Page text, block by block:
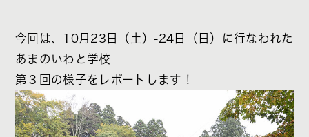
今回は、10月23日（土）-24日（日）に行なわれた
あまのいわと学校
第３回の様子をレポートします！